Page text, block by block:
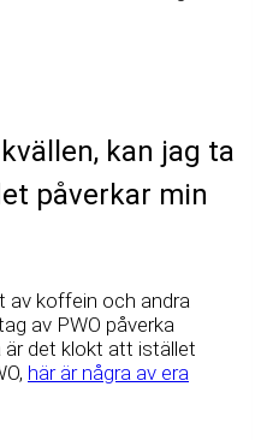
kan jag ta
påverkar min
av koffein och andra
av PWO påverka
är det klokt att istället
här är några av era